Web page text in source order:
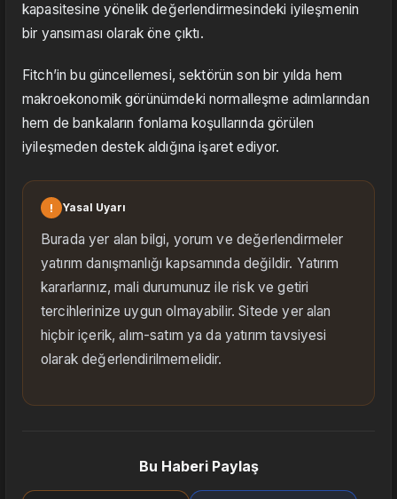
kapasitesine yönelik değerlendirmesindeki iyileşmenin
bir yansıması olarak öne çıktı.
Fitch’in bu güncellemesi, sektörün son bir yılda hem
makroekonomik görünümdeki normalleşme adımlarından
hem de bankaların fonlama koşullarında görülen
iyileşmeden destek aldığına işaret ediyor.
! Yasal Uyarı
Burada yer alan bilgi, yorum ve değerlendirmeler
yatırım danışmanlığı kapsamında değildir. Yatırım
kararlarınız, mali durumunuz ile risk ve getiri
tercihlerinize uygun olmayabilir. Sitede yer alan
hiçbir içerik, alım-satım ya da yatırım tavsiyesi
olarak değerlendirilmemelidir.
Bu Haberi Paylaş